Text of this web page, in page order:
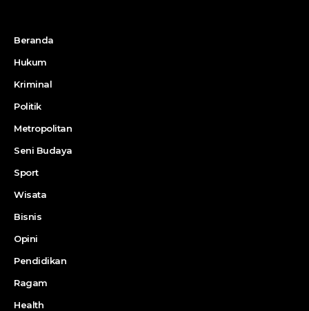
Beranda
Hukum
Kriminal
Politik
Metropolitan
Seni Budaya
Sport
Wisata
Bisnis
Opini
Pendidikan
Ragam
Health